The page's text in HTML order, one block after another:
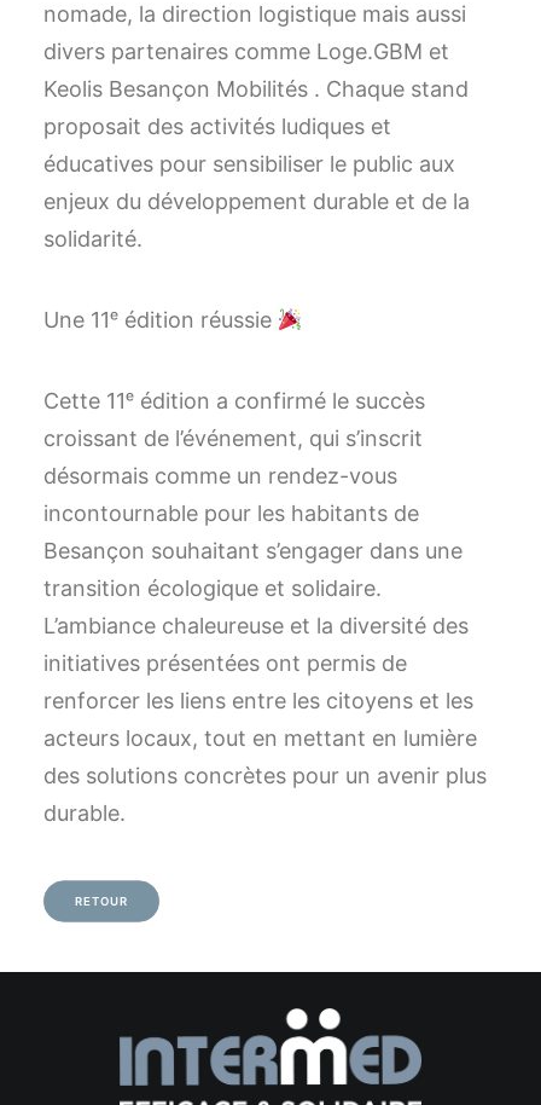
nomade, la direction logistique mais aussi
divers partenaires comme Loge.GBM et
Keolis Besançon Mobilités . Chaque stand
proposait des activités ludiques et
éducatives pour sensibiliser le public aux
enjeux du développement durable et de la
solidarité.
Une 11ᵉ édition réussie
Cette 11ᵉ édition a confirmé le succès
croissant de l’événement, qui s’inscrit
désormais comme un rendez-vous
incontournable pour les habitants de
Besançon souhaitant s’engager dans une
transition écologique et solidaire.
L’ambiance chaleureuse et la diversité des
initiatives présentées ont permis de
renforcer les liens entre les citoyens et les
acteurs locaux, tout en mettant en lumière
des solutions concrètes pour un avenir plus
durable.
RETOUR